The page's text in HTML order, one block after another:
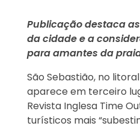
Publicação destaca
da cidade e a
para amantes da
São Sebastião, no
aparece em terceiro
Revista Inglesa Time
turísticos mais